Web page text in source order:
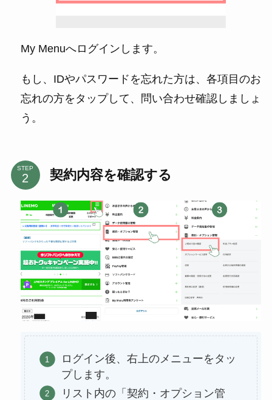
My Menuへログインします。
もし、IDやパスワードを忘れた方は、各項目のお
忘れの方をタップして、問い合わせ確認しましょ
う。
STEP 契約内容を確認する
ログイン後、右上のメニューをタッ
プします。
リスト内の「契約・オプション管